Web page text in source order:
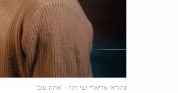
נהוראי אריאלי ושי וינר - ״אתה טוב״